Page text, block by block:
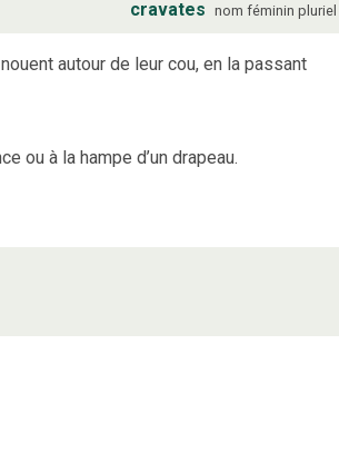
cravates nom féminin pluriel
autour de leur cou, en la passant
ou à la hampe d’un drapeau.